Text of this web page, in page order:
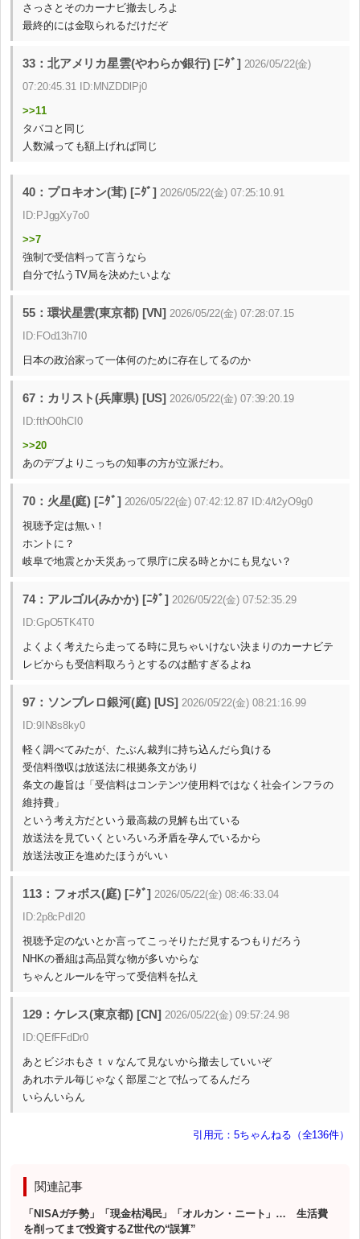
さっさとそのカーナビ撤去しろよ
最終的には金取られるだけだぞ
33：北アメリカ星雲(やわらか銀行) [ﾆﾀﾞ] 2026/05/22(金)
07:20:45.31 ID:MNZDDlPj0
>>11
タバコと同じ
人数減っても額上げれば同じ
40：プロキオン(茸) [ﾆﾀﾞ] 2026/05/22(金) 07:25:10.91
ID:PJggXy7o0
>>7
強制で受信料って言うなら
自分で払うTV局を決めたいよな
55：環状星雲(東京都) [VN] 2026/05/22(金) 07:28:07.15
ID:FOd13h7I0
日本の政治家って一体何のために存在してるのか
67：カリスト(兵庫県) [US] 2026/05/22(金) 07:39:20.19
ID:fthO0hCI0
>>20
あのデブよりこっちの知事の方が立派だわ。
70：火星(庭) [ﾆﾀﾞ] 2026/05/22(金) 07:42:12.87 ID:4/t2yO9g0
視聴予定は無い！
ホントに？
岐阜で地震とか天災あって県庁に戻る時とかにも見ない？
74：アルゴル(みかか) [ﾆﾀﾞ] 2026/05/22(金) 07:52:35.29
ID:GpO5TK4T0
よくよく考えたら走ってる時に見ちゃいけない決まりのカーナビテ
レビからも受信料取ろうとするのは酷すぎるよね
97：ソンブレロ銀河(庭) [US] 2026/05/22(金) 08:21:16.99
ID:9IN8s8ky0
軽く調べてみたが、たぶん裁判に持ち込んだら負ける
受信料徴収は放送法に根拠条文があり
条文の趣旨は「受信料はコンテンツ使用料ではなく社会インフラの
維持費」
という考え方だという最高裁の見解も出ている
放送法を見ていくといろいろ矛盾を孕んでいるから
放送法改正を進めたほうがいい
113：フォボス(庭) [ﾆﾀﾞ] 2026/05/22(金) 08:46:33.04
ID:2p8cPdI20
視聴予定のないとか言ってこっそりただ見するつもりだろう
NHKの番組は高品質な物が多いからな
ちゃんとルールを守って受信料を払え
129：ケレス(東京都) [CN] 2026/05/22(金) 09:57:24.98
ID:QEfFFdDr0
あとビジホもさｔｖなんて見ないから撤去していいぞ
あれホテル毎じゃなく部屋ごとで払ってるんだろ
いらんいらん
引用元：5ちゃんねる（全136件）
関連記事
「NISAガチ勢」「現金枯渇民」「オルカン・ニート」… 生活費
を削ってまで投資するZ世代の“誤算”